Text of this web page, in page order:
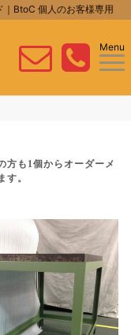
BtoC 個人のお客様専用
Menu
方も1個からオーダーメ
す。